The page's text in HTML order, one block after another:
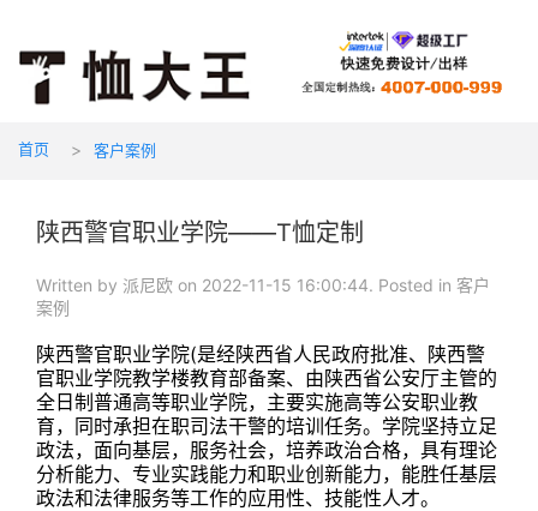
首页 客户案例
陕西警官职业学院——T恤定制
Written by 派尼欧 on 2022-11-15 16:00:44. Posted in 客户
案例
陕西警官职业学院(是经陕西省人民政府批准、陕西警
官职业学院教学楼教育部备案、由陕西省公安厅主管的
全日制普通高等职业学院，主要实施高等公安职业教
育，同时承担在职司法干警的培训任务。学院坚持立足
政法，面向基层，服务社会，培养政治合格，具有理论
分析能力、专业实践能力和职业创新能力，能胜任基层
政法和法律服务等工作的应用性、技能性人才。